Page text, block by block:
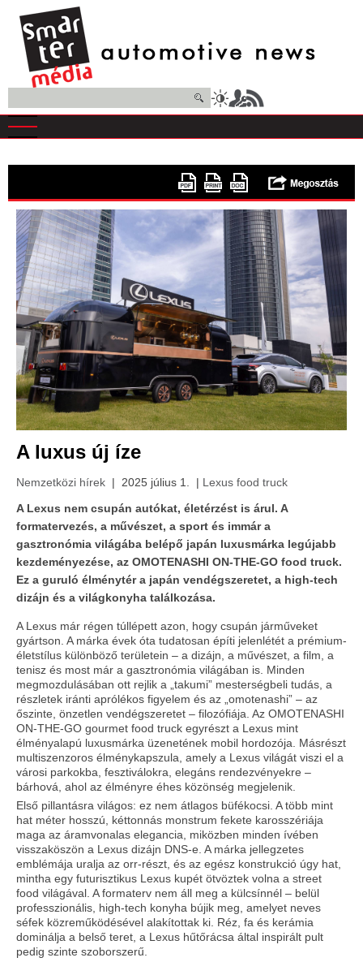
tartalomra
A luxus új íze
Nemzetközi hírek | 2025 július 1. | Lexus food truck
A Lexus nem csupán autókat, életérzést is árul. A
formatervezés, a művészet, a sport és immár a
gasztronómia világába belépő japán luxusmárka legújabb
kezdeményezése, az OMOTENASHI ON-THE-GO food truck.
Ez a guruló élménytér a japán vendégszeretet, a high-tech
dizájn és a világkonyha találkozása.
A Lexus már régen túllépett azon, hogy csupán járműveket
gyártson. A márka évek óta tudatosan építi jelenlétét a prémium-
életstílus különböző területein – a dizájn, a művészet, a film, a
tenisz és most már a gasztronómia világában is. Minden
megmozdulásában ott rejlik a „takumi” mesterségbeli tudás, a
részletek iránti aprólékos figyelem és az „omotenashi” – az
őszinte, önzetlen vendégszeretet – filozófiája. Az OMOTENASHI
ON-THE-GO gourmet food truck egyrészt a Lexus mint
élményalapú luxusmárka üzenetének mobil hordozója. Másrészt
multiszenzoros élménykapszula, amely a Lexus világát viszi el a
városi parkokba, fesztiválokra, elegáns rendezvényekre –
bárhová, ahol az élményre éhes közönség megjelenik.
Első pillantásra világos: ez nem átlagos büfékocsi. A több mint
hat méter hosszú, kéttonnás monstrum fekete karosszériája
maga az áramvonalas elegancia, miközben minden ívében
visszaköszön a Lexus dizájn DNS-e. A márka jellegzetes
emblémája uralja az orr-részt, és az egész konstrukció úgy hat,
mintha egy futurisztikus Lexus kupét ötvöztek volna a street
food világával. A formaterv nem áll meg a külcsínnél – belül
professzionális, high-tech konyha bújik meg, amelyet neves
séfek közreműködésével alakítottak ki. Réz, fa és kerámia
dominálja a belső teret, a Lexus hűtőrácsa által inspirált pult
pedig szinte szoborszerű.